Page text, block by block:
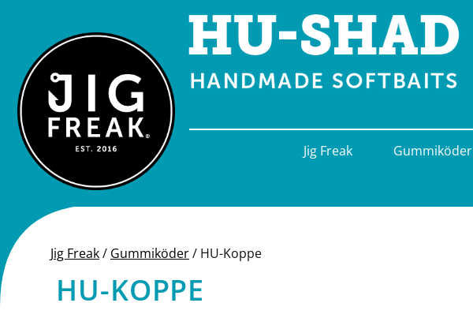
Jig Freak Gummiköder
Jig Freak/ Gummiköder/ HU-Koppe
HU-KOPPE